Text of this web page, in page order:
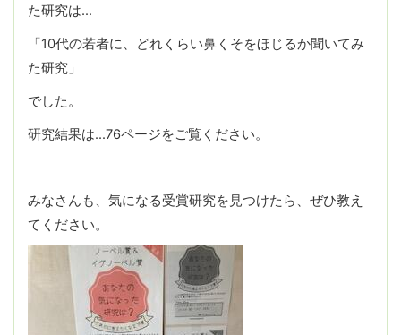
た研究は…
「10代の若者に、どれくらい鼻くそをほじるか聞いてみ
た研究」
でした。
研究結果は…76ページをご覧ください。
みなさんも、気になる受賞研究を見つけたら、ぜひ教え
てください。